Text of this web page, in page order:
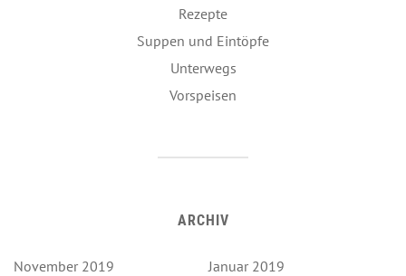
Rezepte
Suppen und Eintöpfe
Unterwegs
Vorspeisen
ARCHIV
November 2019
Januar 2019